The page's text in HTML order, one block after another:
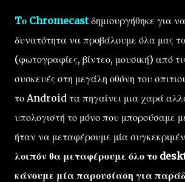
Tο Chromecastδημιουργήθηκε για
δυνατότητα να προβάλουμε όλα μας
(φωτογραφίες, βίντεο, μουσική) από
συσκευές στη μεγάλη οθόνη του
το Android τα πηγαίνει μια χαρά
υπολογιστή το μόνο που μπορούσαμε
ήταν να μεταφέρουμε μία
λοιπόν θα μεταφέρουμε όλο το
κάνουμε μία παρουσίαση για